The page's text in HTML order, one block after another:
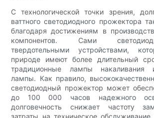
С технологической точки зрения,
ваттного светодиодного прожектора
благодаря достижениям в
компонентов. Сами
твердотельными устройствами,
природе имеют более длительный
традиционные лампы накаливания
лампы. Как правило,
светодиодный прожектор может
до 100 000 часов надежного
долговечность снижает частоту
затраты на техническое